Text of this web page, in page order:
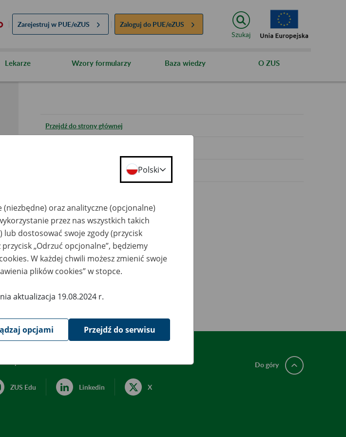
Zarejestruj w PUE/eZUS Zaloguj do PUE/eZUS
Szukaj
Lekarze Wzory formularzy Baza wiedzy O ZUS
Przejdź do strony głównej
ZUS Edu Linkedin X
Do góry
Polski
(niezbędne) oraz analityczne (opcjonalne)
przez nas wszystkich takich
lub dostosować swoje zgody (przycisk
przycisk „Odrzuć opcjonalne”, będziemy
W każdej chwili możesz zmienić swoje
plików cookies” w stopce.
aktualizacja 19.08.2024 r.
opcjami Przejdź do serwisu